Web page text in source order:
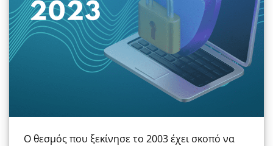
Ο θεσμός που ξεκίνησε το 2003 έχει σκοπό να